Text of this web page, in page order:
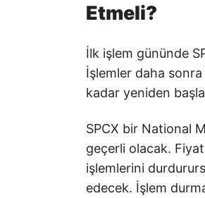
Etmeli?
İlk işlem gününde
İşlemler daha sonra
kadar yeniden
SPCX bir National
geçerli olacak. Fiyat
işlemlerini
edecek. İşlem